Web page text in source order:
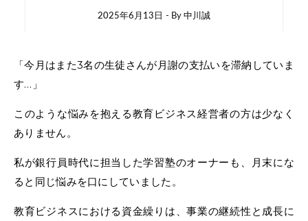
2025年6月13日 - By 中川誠
「今月はまた3名の生徒さんが月謝の支払いを滞納していま
す…」
このような悩みを抱える教育ビジネス経営者の方は少なく
ありません。
私が銀行員時代に担当した学習塾のオーナーも、月末にな
ると同じ悩みを口にしていました。
教育ビジネスにおける資金繰りは、事業の継続性と成長に